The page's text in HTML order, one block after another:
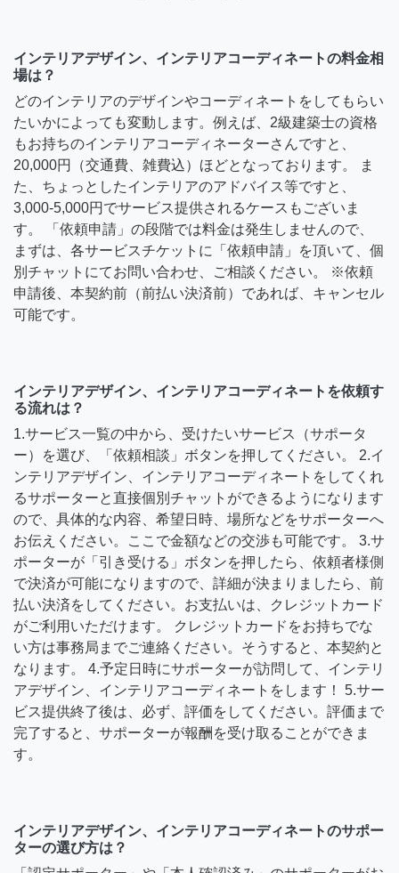
インテリアデザイン、インテリアコーディネートの料金相
場は？
どのインテリアのデザインやコーディネートをしてもらい
たいかによっても変動します。例えば、2級建築士の資格
もお持ちのインテリアコーディネーターさんですと、
20,000円（交通費、雑費込）ほどとなっております。 ま
た、ちょっとしたインテリアのアドバイス等ですと、
3,000-5,000円でサービス提供されるケースもございま
す。 「依頼申請」の段階では料金は発生しませんので、
まずは、各サービスチケットに「依頼申請」を頂いて、個
別チャットにてお問い合わせ、ご相談ください。 ※依頼
申請後、本契約前（前払い決済前）であれば、キャンセル
可能です。
インテリアデザイン、インテリアコーディネートを依頼す
る流れは？
1.サービス一覧の中から、受けたいサービス（サポータ
ー）を選び、「依頼相談」ボタンを押してください。 2.イ
ンテリアデザイン、インテリアコーディネートをしてくれ
るサポーターと直接個別チャットができるようになります
ので、具体的な内容、希望日時、場所などをサポーターへ
お伝えください。ここで金額などの交渉も可能です。 3.サ
ポーターが「引き受ける」ボタンを押したら、依頼者様側
で決済が可能になりますので、詳細が決まりましたら、前
払い決済をしてください。お支払いは、クレジットカード
がご利用いただけます。 クレジットカードをお持ちでな
い方は事務局までご連絡ください。そうすると、本契約と
なります。 4.予定日時にサポーターが訪問して、インテリ
アデザイン、インテリアコーディネートをします！ 5.サー
ビス提供終了後は、必ず、評価をしてください。評価まで
完了すると、サポーターが報酬を受け取ることができま
す。
インテリアデザイン、インテリアコーディネートのサポー
ターの選び方は？